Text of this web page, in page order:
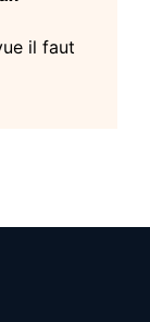
il faut